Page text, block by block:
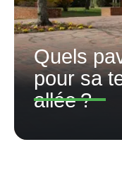
Quels
pour sa
allée ?